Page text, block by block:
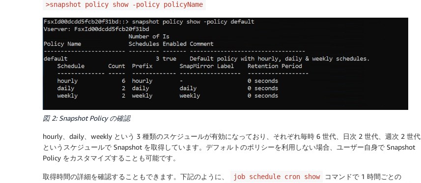
>snapshot policy show -policy policyName
図 2: Snapshot Policy の確認
hourly、daily、weekly という 3 種類のスケジュールが有効になっており、それぞれ毎時 6 世代、日次 2 世代、週次 2 世代
というスケジュールで Snapshot を取得しています。デフォルトのポリシーを利用しない場合、ユーザー自身で Snapshot
Policy をカスタマイズすることも可能です。
取得時間の詳細を確認することもできます。下記のように、 job schedule cron show
コマンドで 1 時間ごとの